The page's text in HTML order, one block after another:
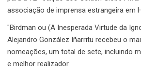
associação de imprensa estrangeira em
"Birdman ou (A Inesperada Virtude da
Alejandro González Iñarritu recebeu o
nomeações, um total de sete, incluindo
e melhor realizador.